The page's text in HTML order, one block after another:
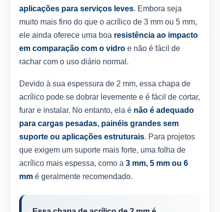
aplicações para serviços leves. Embora seja
muito mais fino do que o acrílico de 3 mm ou 5 mm,
ele ainda oferece uma boa resistência ao impacto
em comparação com o vidro e não é fácil de
rachar com o uso diário normal.
Devido à sua espessura de 2 mm, essa chapa de
acrílico pode se dobrar levemente e é fácil de cortar,
furar e instalar. No entanto, ela é não é adequado
para cargas pesadas, painéis grandes sem
suporte ou aplicações estruturais. Para projetos
que exigem um suporte mais forte, uma folha de
acrílico mais espessa, como a 3 mm, 5 mm ou 6
mm é geralmente recomendado.